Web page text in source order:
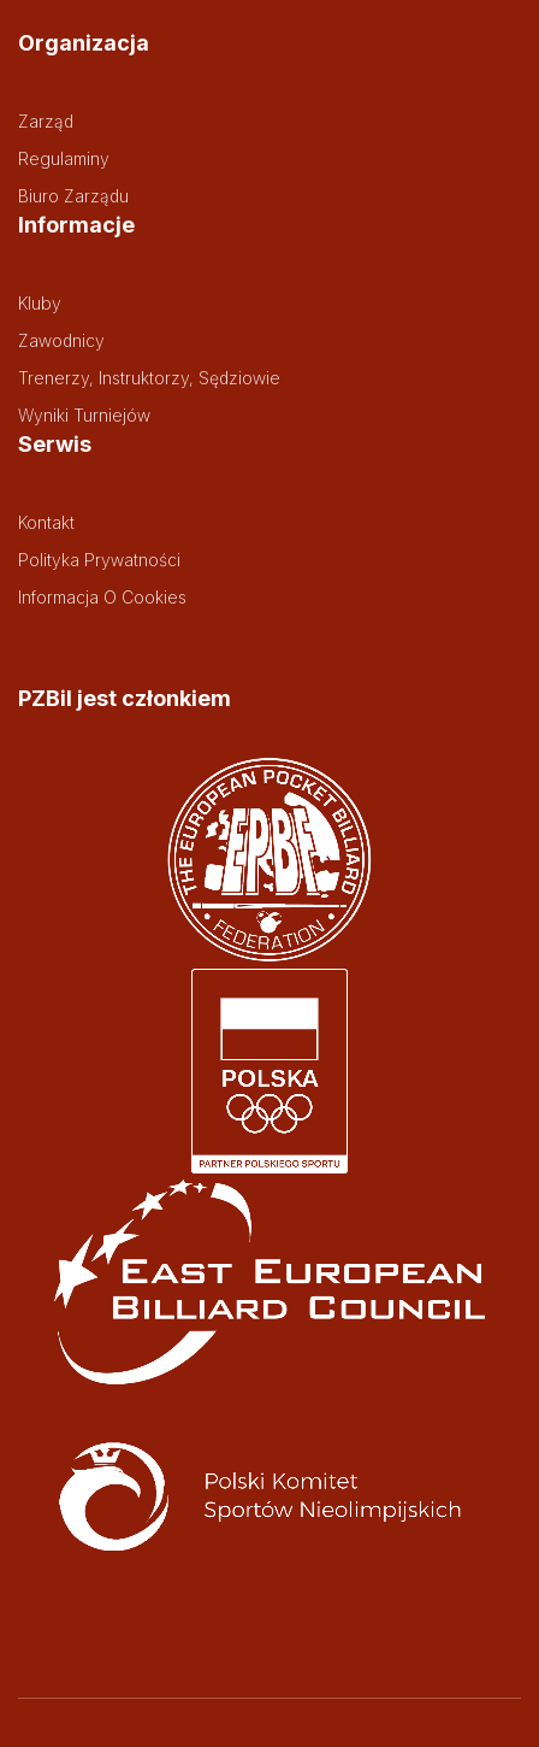
Organizacja
Zarząd
Regulaminy
Biuro Zarządu
Informacje
Kluby
Zawodnicy
Trenerzy, Instruktorzy, Sędziowie
Wyniki Turniejów
Serwis
Kontakt
Polityka Prywatności
Informacja O Cookies
PZBil jest członkiem